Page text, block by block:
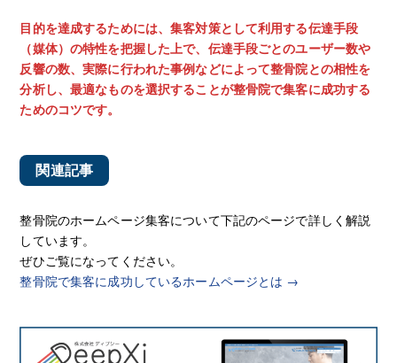
目的を達成するためには、集客対策として利用する伝達手段
（媒体）の特性を把握した上で、伝達手段ごとのユーザー数や
反響の数、実際に行われた事例などによって整骨院との相性を
分析し、最適なものを選択することが整骨院で集客に成功する
ためのコツです。
関連記事
整骨院のホームページ集客について下記のページで詳しく解説
しています。
ぜひご覧になってください。
整骨院で集客に成功しているホームページとは →